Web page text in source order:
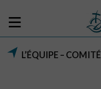
L’ÉQUIPE – COMITÉ